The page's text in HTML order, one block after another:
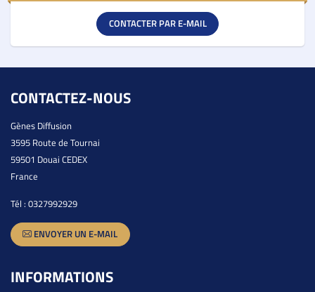
CONTACTER PAR E-MAIL
CONTACTEZ-NOUS
Gènes Diffusion
3595 Route de Tournai
59501 Douai CEDEX
France
Tél : 0327992929
ENVOYER UN E-MAIL
INFORMATIONS